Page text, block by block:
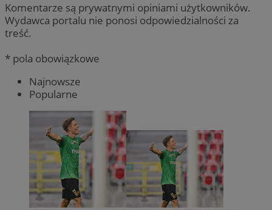
Komentarze są prywatnymi opiniami użytkowników.
Wydawca portalu nie ponosi odpowiedzialności za
treść.
* pola obowiązkowe
Najnowsze
Popularne